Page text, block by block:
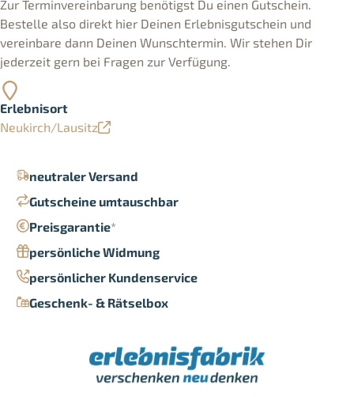
neutraler Versand
Gutscheine umtauschbar
Preisgarantie*
persönliche Widmung
persönlicher Kundenservice
Geschenk- & Rätselbox
Zur Terminvereinbarung benötigst Du einen Gutschein.
Bestelle also direkt hier Deinen Erlebnisgutschein und
vereinbare dann Deinen Wunschtermin. Wir stehen Dir
jederzeit gern bei Fragen zur Verfügung.
Erlebnisort
Neukirch/Lausitz